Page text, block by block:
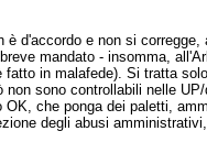
d'accordo e non si
mandato - insomma,
in malafede). Si tratta
sono controllabili nelle
che ponga dei paletti,
degli abusi